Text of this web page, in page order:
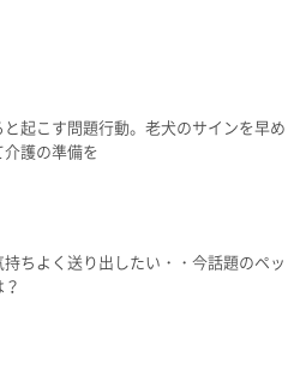
起こす問題行動。老犬のサインを早め
護の準備を
ちよく送り出したい・・今話題のペッ